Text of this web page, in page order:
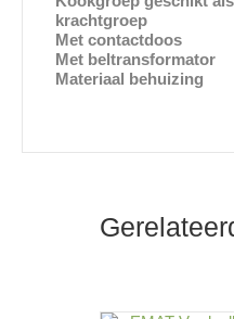
krachtgroep
Met contactdoos
Met beltransformator
Materiaal behuizing